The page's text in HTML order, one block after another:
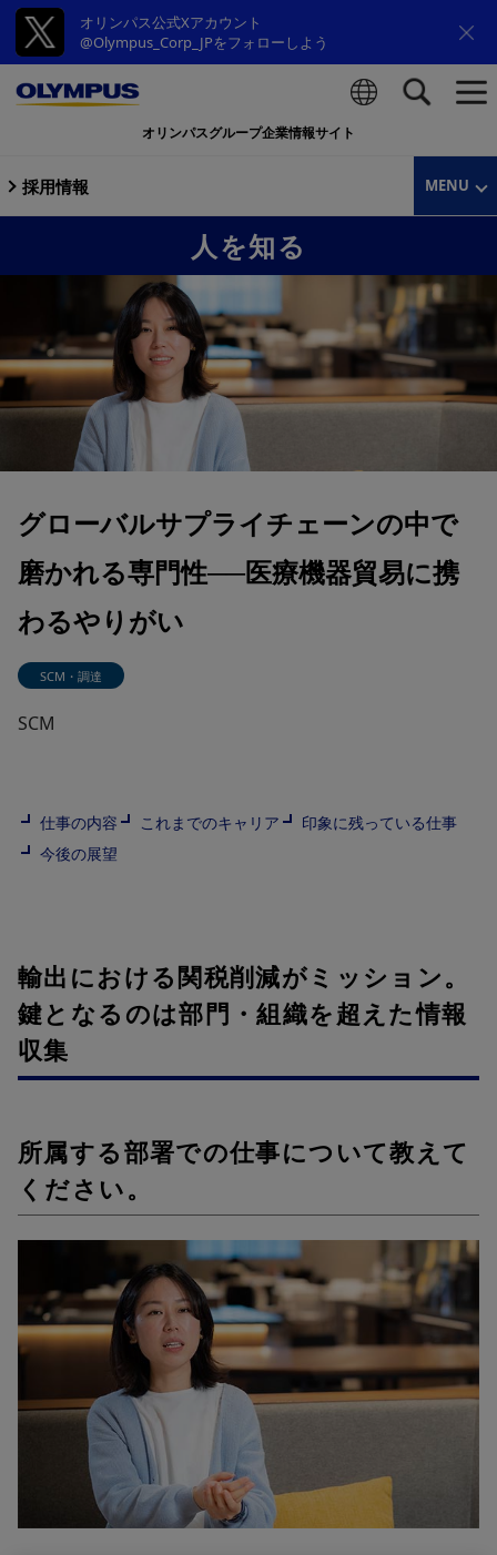
オリンパス公式Xアカウント
@Olympus_Corp_JPをフォローしよう
オリンパスグループ企業情報サイト
採用情報 MENU
人を知る
グローバルサプライチェーンの中で
磨かれる専門性──医療機器貿易に携
わるやりがい
SCM・調達
SCM
仕事の内容 これまでのキャリア
印象に残っている仕事
今後の展望
輸出における関税削減がミッション。
鍵となるのは部門・組織を超えた情報
収集
所属する部署での仕事について教えて
ください。